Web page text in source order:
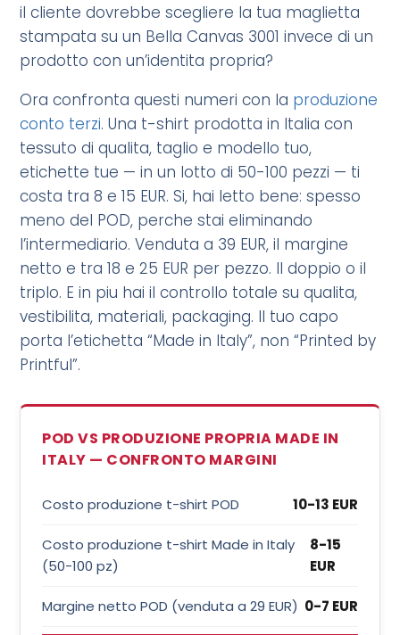
il cliente dovrebbe scegliere la tua maglietta
stampata su un Bella Canvas 3001 invece di un
prodotto con un’identita propria?
Ora confronta questi numeri con la produzione
conto terzi. Una t-shirt prodotta in Italia con
tessuto di qualita, taglio e modello tuo,
etichette tue — in un lotto di 50-100 pezzi — ti
costa tra 8 e 15 EUR. Si, hai letto bene: spesso
meno del POD, perche stai eliminando
l’intermediario. Venduta a 39 EUR, il margine
netto e tra 18 e 25 EUR per pezzo. Il doppio o il
triplo. E in piu hai il controllo totale su qualita,
vestibilita, materiali, packaging. Il tuo capo
porta l’etichetta “Made in Italy”, non “Printed by
Printful”.
POD VS PRODUZIONE PROPRIA MADE IN
ITALY — CONFRONTO MARGINI
Costo produzione t-shirt POD 10-13 EUR
Costo produzione t-shirt Made in Italy
(50-100 pz)
8-15
EUR
Margine netto POD (venduta a 29 EUR) 0-7 EUR